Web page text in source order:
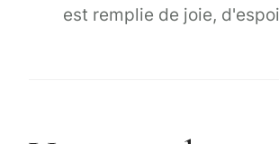
est remplie de joie,